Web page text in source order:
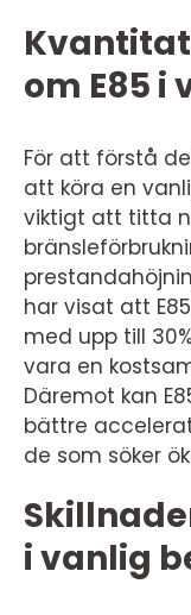
om E85 i
För att förstå
att köra en
viktigt att titta
har visat att
med upp till
vara en
Däremot kan
bättre
de som söker
i vanlig